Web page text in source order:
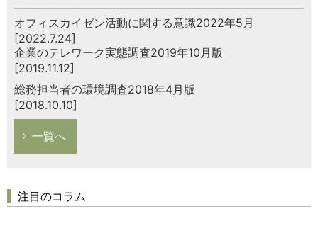
オフィスカイゼン活動に関する意識2022年5月
[2022.7.24]
企業のテレワーク実態調査2019年10月版
[2019.11.12]
総務担当者の環境調査2018年4月版
[2018.10.10]
一覧へ
注目のコラム